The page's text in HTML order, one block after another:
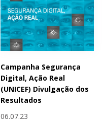
Campanha Segurança
Digital, Ação Real
(UNICEF) Divulgação dos
Resultados
06.07.23